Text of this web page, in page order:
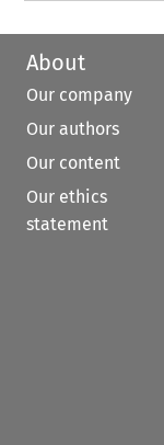
About
Our company
Our authors
Our content
Our ethics
statement